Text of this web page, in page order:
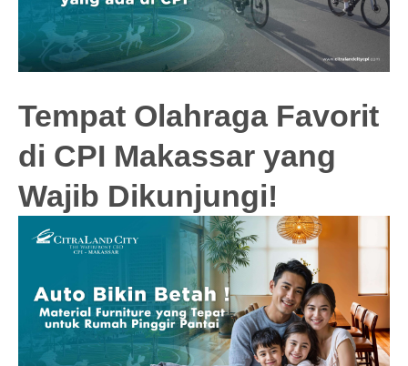
Tempat Olahraga Favorit
di CPI Makassar yang
Wajib Dikunjungi!